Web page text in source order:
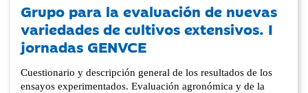
Grupo para la evaluación de nuevas
variedades de cultivos extensivos. I
jornadas GENVCE
Cuestionario y descripción general de los resultados de los
ensayos experimentados. Evaluación agronómica y de la